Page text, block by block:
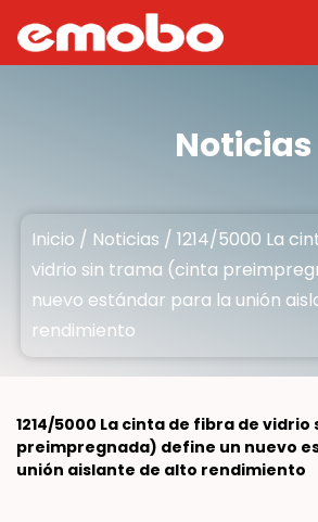
Maquinaria
Recursos
Noticias
Inicio / Noticias /1214/5000 La
vidrio sin trama (cinta
nuevo estándar para la unión
rendimiento
1214/5000 La cinta de fibra de
preimpregnada) define un nuevo
unión aislante de alto rendimiento